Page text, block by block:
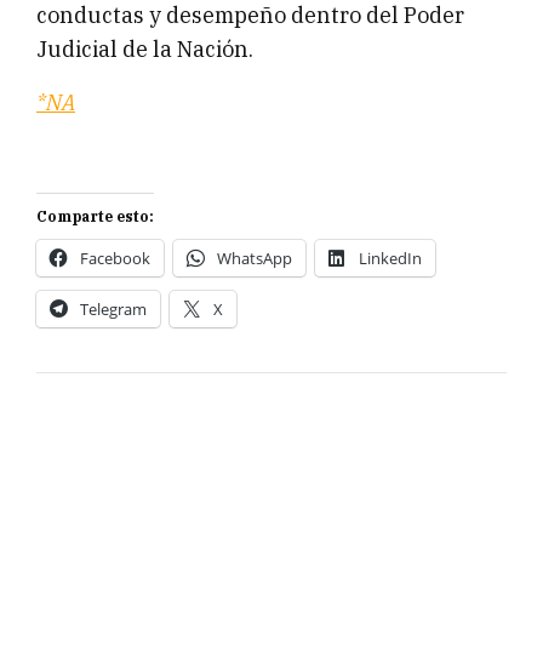
conductas y desempeño dentro del Poder
Judicial de la Nación.
*NA
Comparte esto:
Facebook WhatsApp LinkedIn
Telegram X